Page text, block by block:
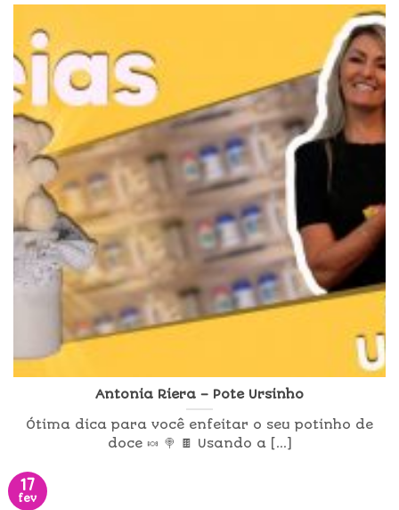
Antonia Riera – Pote Ursinho
Ótima dica para você enfeitar o seu potinho de
doce 🍬 🍭 🍫 Usando a [...]
17
fev